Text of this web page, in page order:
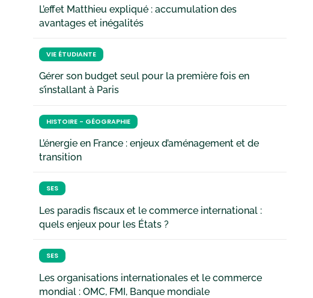
L’effet Matthieu expliqué : accumulation des
avantages et inégalités
VIE ÉTUDIANTE
Gérer son budget seul pour la première fois en
s’installant à Paris
HISTOIRE - GÉOGRAPHIE
L’énergie en France : enjeux d’aménagement et de
transition
SES
Les paradis fiscaux et le commerce international :
quels enjeux pour les États ?
SES
Les organisations internationales et le commerce
mondial : OMC, FMI, Banque mondiale